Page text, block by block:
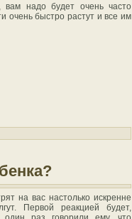
вам надо будет очень часто
очень быстро растут и все им
на вас настолько искренне
Первой реакцией будет,